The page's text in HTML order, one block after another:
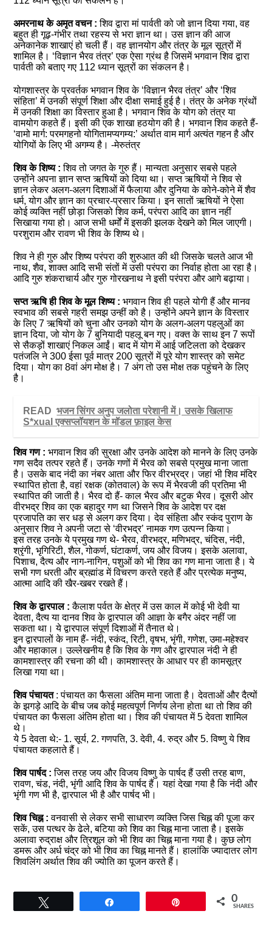
अमरनाथ के अमृत वचन : शिव द्वारा मां पार्वती को जो ज्ञान दिया गया, वह
बहुत ही गूढ़-गंभीर तथा रहस्य से भरा ज्ञान था। उस ज्ञान की आज
अनेकानेक शाखाएं हो चली हैं। वह ज्ञानयोग और तंत्र के मूल सूत्रों में
शामिल है। ‘विज्ञान भैरव तंत्र’ एक ऐसा ग्रंथ है जिसमें भगवान शिव द्वारा
पार्वती को बताए गए 112 ध्यान सूत्रों का संकलन है।
योगशास्त्र के प्रवर्तक भगवान शिव के ‘‍विज्ञान भैरव तंत्र’ और ‘शिव
संहिता’ में उनकी संपूर्ण शिक्षा और दीक्षा समाई हुई है। तंत्र के अनेक ग्रंथों
में उनकी शिक्षा का विस्तार हुआ है। भगवान शिव के योग को तंत्र या
वामयोग कहते हैं। इसी की एक शाखा हठयोग की है। भगवान शिव कहते हैं-
‘वामो मार्ग: परमगहनो योगितामप्यगम्य:’ अर्थात वाम मार्ग अत्यंत गहन है और
योगियों के लिए भी अगम्य है। -मेरुतंत्र
शिव के शिष्य : शिव तो जगत के गुरु हैं। मान्यता अनुसार सबसे पहले
उन्होंने अपना ज्ञान सप्त ऋषियों को दिया था। सप्त ऋषियों ने शिव से
ज्ञान लेकर अलग-अलग दिशाओं में फैलाया और दुनिया के कोने-कोने में शैव
धर्म, योग और ज्ञान का प्रचार-प्रसार किया। इन सातों ऋषियों ने ऐसा
कोई व्यक्ति नहीं छोड़ा जिसको शिव कर्म, परंपरा आदि का ज्ञान नहीं
सिखाया गया हो। आज सभी धर्मों में इसकी झलक देखने को मिल जाएगी।
परशुराम और रावण भी शिव के शिष्य थे।
शिव ने ही गुरु और शिष्य परंपरा की शुरुआत ‍की थी जिसके चलते आज भी
नाथ, शैव, शाक्त आदि सभी संतों में उसी परंपरा का निर्वाह होता आ रहा है।
आदि गुरु शंकराचार्य और गुरु गोरखनाथ ने इसी परंपरा और आगे बढ़ाया।
सप्त ऋषि ही शिव के मूल शिष्य : भगवान शिव ही पहले योगी हैं और मानव
स्वभाव की सबसे गहरी समझ उन्हीं को है। उन्होंने अपने ज्ञान के विस्तार
के लिए 7 ऋषियों को चुना और उनको योग के अलग-अलग पहलुओं का
ज्ञान दिया, जो योग के 7 बुनियादी पहलू बन गए। वक्त के साथ इन 7 रूपों
से सैकड़ों शाखाएं निकल आईं। बाद में योग में आई जटिलता को देखकर
पतंजलि ने 300 ईसा पूर्व मात्र 200 सूत्रों में पूरे योग शास्त्र को समेट
दिया। योग का 8वां अंग मोक्ष है। 7 अंग तो उस मोक्ष तक पहुंचने के लिए
है।
READ भजन सिंगर अनुप जलोता परेशानी में। उसके खिलाफ
S*xual एक्सप्लॉयशन के मॉडल फ़ाइल केस
शिव गण : भगवान शिव की सुरक्षा और उनके आदेश को मानने के लिए उनके
गण सदैव तत्पर रहते हैं। उनके गणों में भैरव को सबसे प्रमुख माना जाता
है। उसके बाद नंदी का नंबर आता और फिर वीरभ्रद्र। जहां भी शिव मंदिर
स्थापित होता है, वहां रक्षक (कोतवाल) के रूप में भैरवजी की प्रतिमा भी
स्थापित की जाती है। भैरव दो हैं- काल भैरव और बटुक भैरव। दूसरी ओर
वीरभद्र शिव का एक बहादुर गण था जिसने शिव के आदेश पर दक्ष
प्रजापति का सर धड़ से अलग कर दिया। देव संहिता और स्कंद पुराण के
अनुसार शिव ने अपनी जटा से ‘वीरभद्र’ नामक गण उत्पन्न किया।
इस तरह उनके ये प्रमुख गण थे- भैरव, वीरभद्र, मणिभद्र, चंदिस, नंदी,
श्रृंगी, भृगिरिटी, शैल, गोकर्ण, घंटाकर्ण, जय और विजय। इसके अलावा,
पिशाच, दैत्य और नाग-नागिन, पशुओं को भी शिव का गण माना जाता है। ये
सभी गण धरती और ब्रह्मांड में विचरण करते रहते हैं और प्रत्येक मनुष्य,
आत्मा आदि की खैर-खबर रखते हैं।
शिव के द्वारपाल : कैलाश पर्वत के क्षेत्र में उस काल में कोई भी देवी या
देवता, दैत्य या दानव शिव के द्वारपाल की आज्ञा के बगैर अंदर नहीं जा
सकता था। ये द्वारपाल संपूर्ण दिशाओं में तैनात थे।
इन द्वारपालों के नाम हैं- नंदी, स्कंद, रिटी, वृषभ, भृंगी, गणेश, उमा-महेश्वर
और महाकाल। उल्लेखनीय है कि शिव के गण और द्वारपाल नंदी ने ही
कामशास्त्र की रचना की थी। कामशास्त्र के आधार पर ही कामसूत्र
लिखा गया था।
शिव पंचायत: पंचायत का फैसला अंतिम माना जाता है। देवताओं और दैत्यों
के झगड़े आदि के बीच जब कोई महत्वपूर्ण निर्णय लेना होता था तो शिव की
पंचायत का फैसला अंतिम होता था। शिव की पंचायत में 5 देवता शामिल
थे।
ये 5 देवता थे:- 1. सूर्य, 2. गणपति, 3. देवी, 4. रुद्र और 5. विष्णु ये शिव
पंचायत कहलाते हैं।
शिव पार्षद : जिस तरह जय और विजय विष्णु के पार्षद हैं ‍उसी तरह बाण,
रावण, चंड, नंदी, भृंगी आदि ‍शिव के पार्षद हैं। यहां देखा गया है कि नंदी और
भृंगी गण भी है, द्वारपाल भी है और पार्षद भी।
शिव चिह्न : वनवासी से लेकर सभी साधारण व्‍यक्ति जिस चिह्न की पूजा कर
सकें, उस पत्‍थर के ढेले, बटिया को शिव का चिह्न माना जाता है। इसके
अलावा रुद्राक्ष और त्रिशूल को भी शिव का चिह्न माना गया है। कुछ लोग
डमरू और अर्ध चंद्र को भी शिव का चिह्न मानते हैं। हालांकि ज्यादातर लोग
शिवलिंग अर्थात शिव की ज्योति का पूजन करते हैं।
0
SHARES